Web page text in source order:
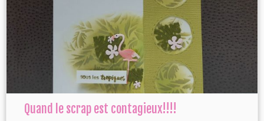
Quand le scrap est contagieux!!!!